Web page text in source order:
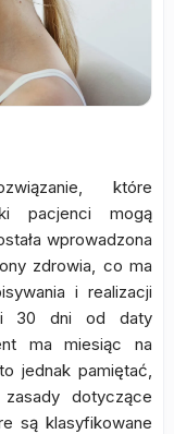
które
pacjenci mogą
wprowadzona
zdrowia, co ma
i realizacji
30 dni od daty
ma miesiąc na
jednak pamiętać,
dotyczące
są klasyfikowane